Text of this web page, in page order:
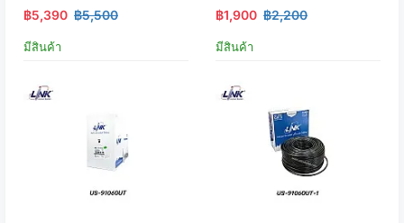
฿5,390 ฿5,500
มีสินค้า
฿1,900 ฿2,200
มีสินค้า